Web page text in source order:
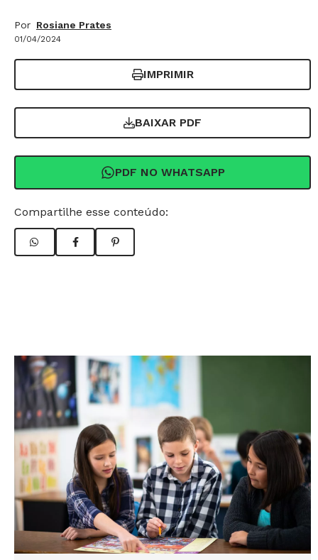
Por Rosiane Prates
01/04/2024
IMPRIMIR
BAIXAR PDF
PDF NO WHATSAPP
Compartilhe esse conteúdo: